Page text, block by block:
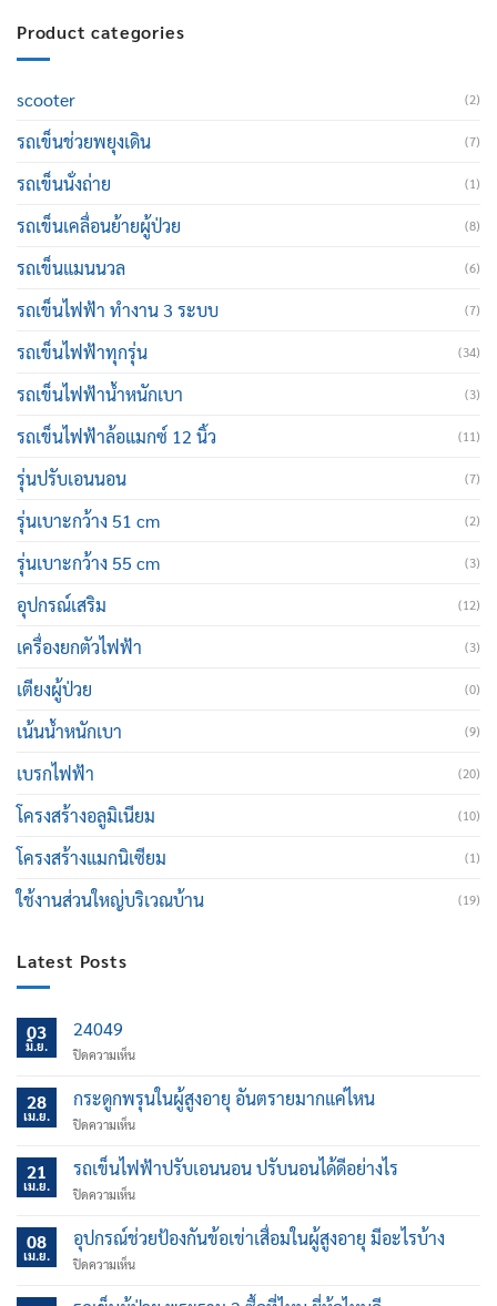
Product categories
scooter (2)
รถเข็นช่วยพยุงเดิน (7)
รถเข็นนั่งถ่าย (1)
รถเข็นเคลื่อนย้ายผู้ป่วย (8)
รถเข็นแมนนวล (6)
รถเข็นไฟฟ้า ทำงาน 3 ระบบ (7)
รถเข็นไฟฟ้าทุกรุ่น (34)
รถเข็นไฟฟ้าน้ำหนักเบา (3)
รถเข็นไฟฟ้าล้อแมกซ์ 12 นิ้ว (11)
รุ่นปรับเอนนอน (7)
รุ่นเบาะกว้าง 51 cm (2)
รุ่นเบาะกว้าง 55 cm (3)
อุปกรณ์เสริม (12)
เครื่องยกตัวไฟฟ้า (3)
เตียงผู้ป่วย (0)
เน้นน้ำหนักเบา (9)
เบรกไฟฟ้า (20)
โครงสร้างอลูมิเนียม (10)
โครงสร้างแมกนิเซียม (1)
ใช้งานส่วนใหญ่บริเวณบ้าน (19)
Latest Posts
03
มิ.ย.
24049
ปิดความเห็นบน
28
เม.ย.
กระดูกพรุนในผู้สูงอายุ อันตรายมากแค่ไหน
ปิดความเห็นบน
พรุน
ใน
ผู้
อายุ
มาก
21
เม.ย.
รถเข็นไฟฟ้าปรับเอนนอน ปรับนอนได้ดีอย่างไร
ปิดความเห็นบน
เข็น
ไฟฟ้า
ปรับ
08
เม.ย.
อุปกรณ์ช่วยป้องกันข้อเข่าเสื่อมในผู้สูงอายุ มีอะไรบ้าง
ปิดความเห็นบน
ช่วย